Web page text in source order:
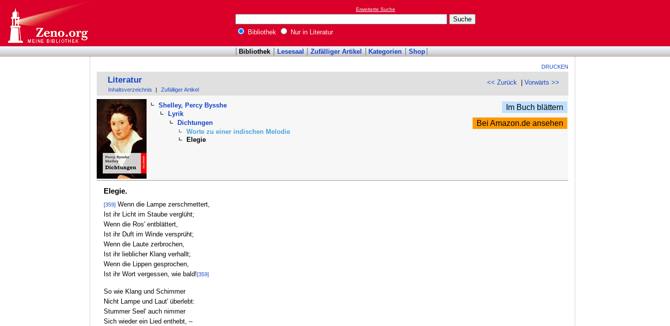
Erweiterte Suche
Bibliothek Nur in Literatur
Bibliothek Lesesaal Zufälliger Artikel Kategorien Shop
DRUCKEN
<< Zurück |Vorwärts >>
Literatur
Inhaltsverzeichnis Zufälliger Artikel
Shelley, Percy Bysshe
Lyrik
Dichtungen
Worte zu einer indischen Melodie
Elegie
Im Buch blättern
Bei Amazon.de ansehen
Elegie.
[359]Wenn die Lampe zerschmettert,
Ist ihr Licht im Staube verglüht;
Wenn die Ros' entblättert,
Ist ihr Duft im Winde versprüht;
Wenn die Laute zerbrochen,
Ist ihr lieblicher Klang verhallt;
Wenn die Lippen gesprochen,
Ist ihr Wort vergessen, wie bald![359]
So wie Klang und Schimmer
Nicht Lampe und Laut' überlebt:
Stummer Seel' auch nimmer
Sich wieder ein Lied enthebt, –